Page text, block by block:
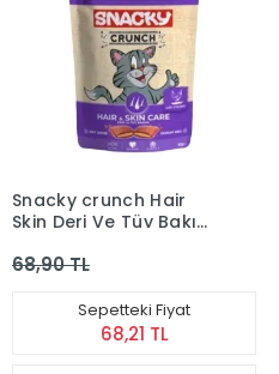
Snacky crunch Hair
Skin Deri Ve Tüy Bakımı
Gr
68,90 TL
Sepetteki Fiyat
68,21 TL